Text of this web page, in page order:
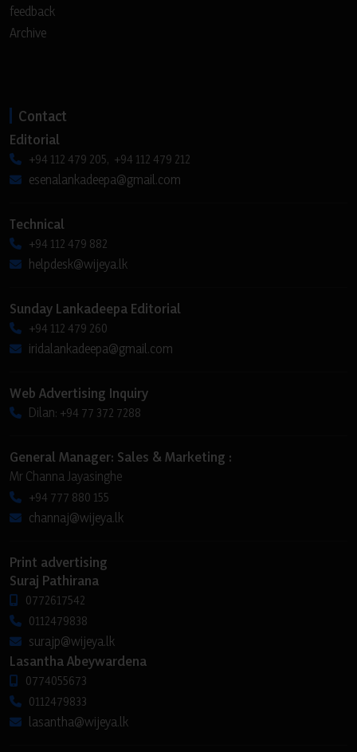
feedback
Archive
Contact
Editorial
+94 112 479 205, +94 112 479 212
esenalankadeepa@gmail.com
Technical
+94 112 479 882
helpdesk@wijeya.lk
Sunday Lankadeepa Editorial
+94 112 479 260
iridalankadeepa@gmail.com
Web Advertising Inquiry
Dilan: +94 77 372 7288
General Manager: Sales & Marketing :
Mr Channa Jayasinghe
+94 777 880 155
channaj@wijeya.lk
Print advertising
Suraj Pathirana
0772617542
0112479838
surajp@wijeya.lk
Lasantha Abeywardena
0774055673
0112479833
lasantha@wijeya.lk